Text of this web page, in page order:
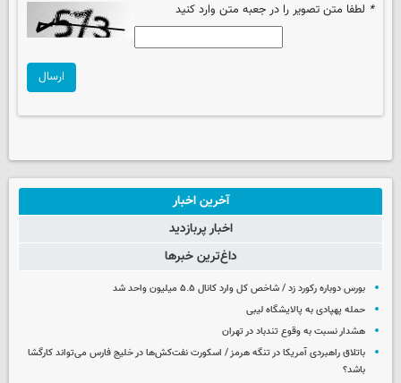
* لطفا متن تصویر را در جعبه متن وارد کنید
ارسال
آخرین اخبار
اخبار پربازدید
داغ‌ترین خبرها
بورس دوباره رکورد زد / شاخص کل وارد کانال ۵.۵ میلیون واحد شد
حمله پهپادی به پالایشگاه لیبی
هشدار نسبت به وقوع تندباد در تهران
باتلاق راهبردی آمریکا در تنگه هرمز / اسکورت نفت‌کش‌ها در خلیج فارس می‌تواند کارگشا
باشد؟